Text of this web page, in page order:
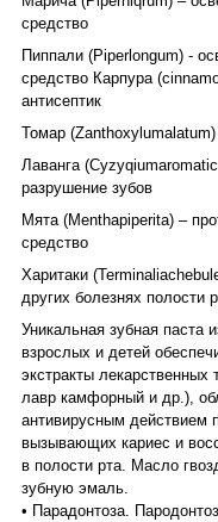
средство
Пиппали (Piperlongum) -
средство Карпура
антисептик
Томар
Лаванга
разрушение зубов
Мята (Menthapiperita) –
средство
Харитаки
других болезнях полости
Уникальная зубная паста
взрослых и детей
экстракты лекарственных
лавр камфорный и др.),
антивирусным действием
вызывающих кариес и
в полости рта. Масло
зубную эмаль.
• Парадонтоза.